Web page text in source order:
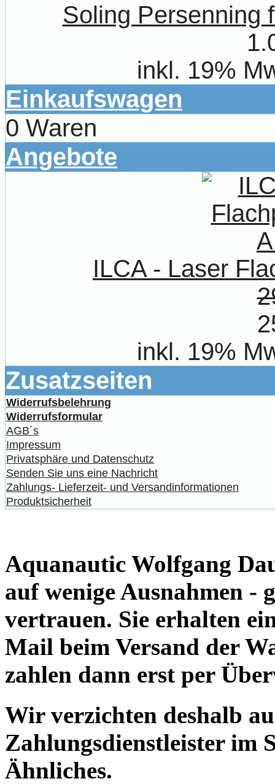
Soling Persenning
inkl. 19%
Einkaufswagen
0 Waren
Angebote
ILCA - Laser
inkl. 19%
Zusatzseiten
Widerrufsbelehrung
Widerrufsformular
AGB´s
Impressum
Privatsphäre und Datenschutz
Senden Sie uns eine Nachricht
Zahlungs- Lieferzeit- und Versandinformationen
Produktsicherheit
Aquanautic Wolfgang
auf wenige Ausnahmen -
vertrauen. Sie erhalten
Mail beim Versand der
zahlen dann erst per
Wir verzichten deshalb
Zahlungsdienstleister im
Ähnliches.